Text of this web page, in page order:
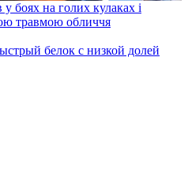
боях на голих кулаках і
травмою обличчя
белок с низкой долей